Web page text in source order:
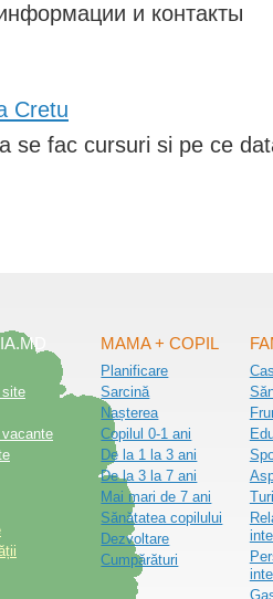
и контакты
Cretu
se fac cursuri si pe ce
site
MAMA + COPIL
Planificare
Sarcină
Nașterea
Copilul 0-1 ani
De la 1 la 3 ani
De la 3 la 7 ani
Mai mari de 7 ani
Sănătatea copilului
Dezvoltare
Cumpărături